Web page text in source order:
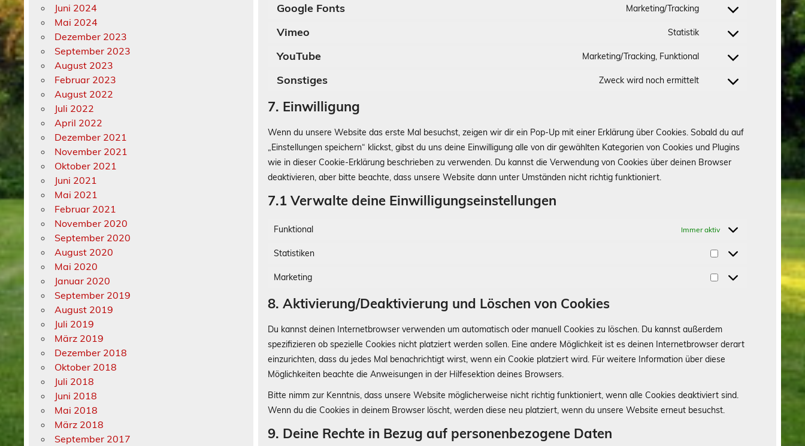
Google Fonts Marketing/Tracking
Consent
google-
Vimeo Statistik
Consent
vimeo
YouTube Marketing/Tracking, Funktional
Consent
Sonstiges Zweck wird noch ermittelt
Consent
sonstiges
7. Einwilligung
Wenn du unsere Website das erste Mal besuchst, zeigen wir dir ein Pop-Up mit einer Erklärung über Cookies. Sobald du auf
„Einstellungen speichern“ klickst, gibst du uns deine Einwilligung alle von dir gewählten Kategorien von Cookies und Plugins
wie in dieser Cookie-Erklärung beschrieben zu verwenden. Du kannst die Verwendung von Cookies über deinen Browser
deaktivieren, aber bitte beachte, dass unsere Website dann unter Umständen nicht richtig funktioniert.
7.1 Verwalte deine Einwilligungseinstellungen
Funktional Immer aktiv
Statistiken
Statistiken
Marketing
Marketing
8. Aktivierung/Deaktivierung und Löschen von Cookies
Du kannst deinen Internetbrowser verwenden um automatisch oder manuell Cookies zu löschen. Du kannst außerdem
spezifizieren ob spezielle Cookies nicht platziert werden sollen. Eine andere Möglichkeit ist es deinen Internetbrowser derart
einzurichten, dass du jedes Mal benachrichtigt wirst, wenn ein Cookie platziert wird. Für weitere Information über diese
Möglichkeiten beachte die Anweisungen in der Hilfesektion deines Browsers.
Bitte nimm zur Kenntnis, dass unsere Website möglicherweise nicht richtig funktioniert, wenn alle Cookies deaktiviert sind.
Wenn du die Cookies in deinem Browser löscht, werden diese neu platziert, wenn du unsere Website erneut besuchst.
9. Deine Rechte in Bezug auf personenbezogene Daten
Juni 2024
Mai 2024
Dezember 2023
September 2023
August 2023
Februar 2023
August 2022
Juli 2022
April 2022
Dezember 2021
November 2021
Oktober 2021
Juni 2021
Mai 2021
Februar 2021
November 2020
September 2020
August 2020
Mai 2020
Januar 2020
September 2019
August 2019
Juli 2019
März 2019
Dezember 2018
Oktober 2018
Juli 2018
Juni 2018
Mai 2018
März 2018
September 2017